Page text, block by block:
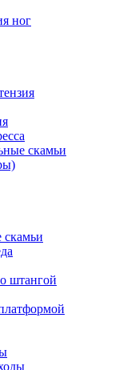
ног
скамьи
скамьи
штангой